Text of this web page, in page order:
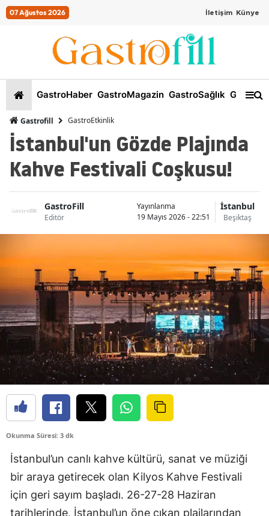
07 Ağustos 2026 İletişim Künye
GastroHaber GastroMagazin GastroSağlık
Gastrofill GastroEtkinlik
İstanbul'un Gözde Plajında
Kahve Festivali Coşkusu!
GastroFill
Editör
Yayınlanma
19 Mayıs 2026 - 22:51
İstanbul
Beşiktaş
Okunma Süresi: 3 dk
İstanbul’un canlı kahve kültürü, sanat ve müziği
bir araya getirecek olan Kilyos Kahve Festivali
için geri sayım başladı. 26-27-28 Haziran
tarihlerinde, İstanbul’un öne çıkan plajlarından